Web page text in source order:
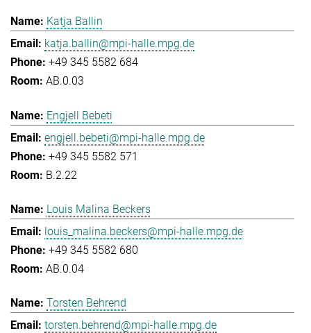
Katja Ballin
katja.ballin@mpi-halle.mpg.de
+49 345 5582 684
AB.0.03
Engjell Bebeti
engjell.bebeti@mpi-halle.mpg.de
+49 345 5582 571
B.2.22
Louis Malina Beckers
louis_malina.beckers@mpi-halle.mpg.de
+49 345 5582 680
AB.0.04
Torsten Behrend
torsten.behrend@mpi-halle.mpg.de